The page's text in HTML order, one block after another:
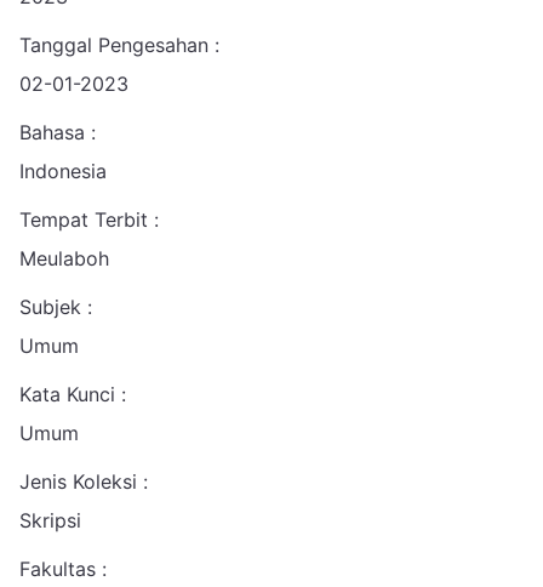
Tanggal Pengesahan :
02-01-2023
Bahasa :
Indonesia
Tempat Terbit :
Meulaboh
Subjek :
Umum
Kata Kunci :
Umum
Jenis Koleksi :
Skripsi
Fakultas :